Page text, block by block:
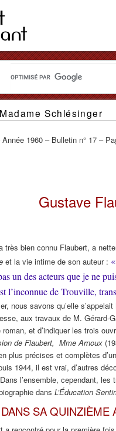
Schlésinger
Année 1960 – Bulletin n° 17 –
Gustave
très bien connu Flaubert, a
et la vie intime de son auteur :
un des acteurs que je ne
l’inconnue de Trouville,
nous savons qu’elle
aux travaux de M. Gérard-
et d’indiquer les trois
de Flaubert, Mme Arnoux
plus précises et complètes
1944, il est vrai, d’autres
l’ensemble, cependant,
dans L’Éducation
SA QUINZIÈME